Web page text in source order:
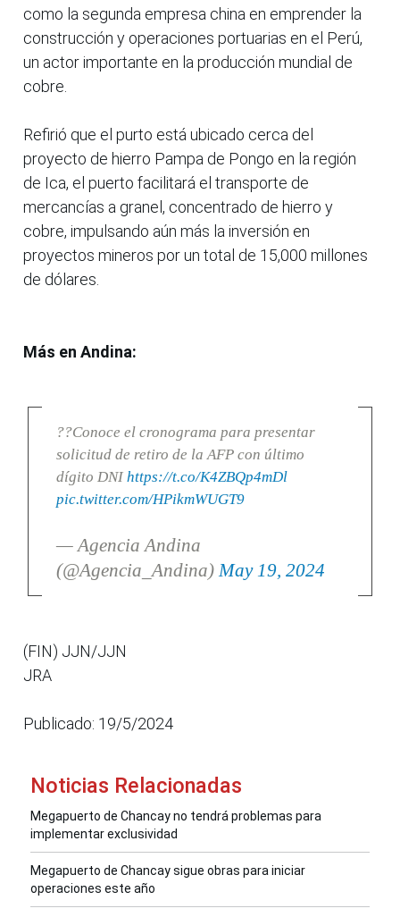
como la segunda empresa china en emprender la
construcción y operaciones portuarias en el Perú,
un actor importante en la producción mundial de
cobre.
Refirió que el purto está ubicado cerca del
proyecto de hierro Pampa de Pongo en la región
de Ica, el puerto facilitará el transporte de
mercancías a granel, concentrado de hierro y
cobre, impulsando aún más la inversión en
proyectos mineros por un total de 15,000 millones
de dólares.
Más en Andina:
??Conoce el cronograma para presentar
solicitud de retiro de la AFP con último
dígito DNI https://t.co/K4ZBQp4mDl
pic.twitter.com/HPikmWUGT9
— Agencia Andina
(@Agencia_Andina) May 19, 2024
(FIN) JJN/JJN
JRA
Publicado: 19/5/2024
Noticias Relacionadas
Megapuerto de Chancay no tendrá problemas para
implementar exclusividad
Megapuerto de Chancay sigue obras para iniciar
operaciones este año